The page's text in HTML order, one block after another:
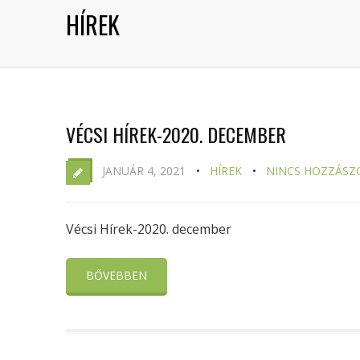
HÍREK
VÉCSI HÍREK-2020. DECEMBER
JANUÁR 4, 2021 HÍREK NINCS
Vécsi Hírek-2020. december
BŐVEBBEN